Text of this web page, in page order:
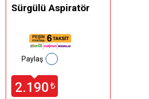
Sürgülü Aspiratör
2.190 ₺
Paylaş